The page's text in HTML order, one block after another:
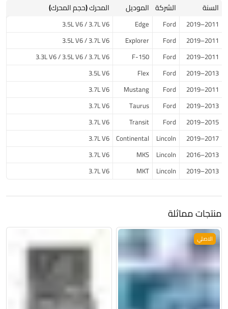
السنة الشركة الموديل المحرك (حجم المحرك)
2011–2019
Ford
Edge
3.5L V6 / 3.7L V6
2011–2019
Ford
Explorer
3.5L V6 / 3.7L V6
2011–2019
Ford
F-150
3.3L V6 / 3.5L V6 / 3.7L V6
2013–2019
Ford
Flex
3.5L V6
2011–2019
Ford
Mustang
3.7L V6
2013–2019
Ford
Taurus
3.7L V6
2015–2019
Ford
Transit
3.7L V6
2017–2019
Lincoln
Continental
3.7L V6
2013–2016
Lincoln
MKS
3.7L V6
2013–2019
Lincoln
MKT
3.7L V6
منتجات مماثلة
الاصلي